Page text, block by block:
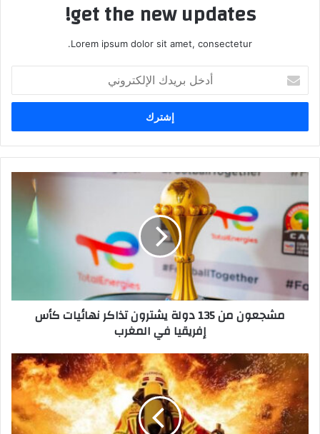
get the new updates!
Lorem ipsum dolor sit amet, consectetur.
خ
ب
ر
د
ا
ل
إ
ل
ت
ر
مشجعون من 135 دولة يشترون تذاكر نهائيات كأس
إفريقيا في المغرب